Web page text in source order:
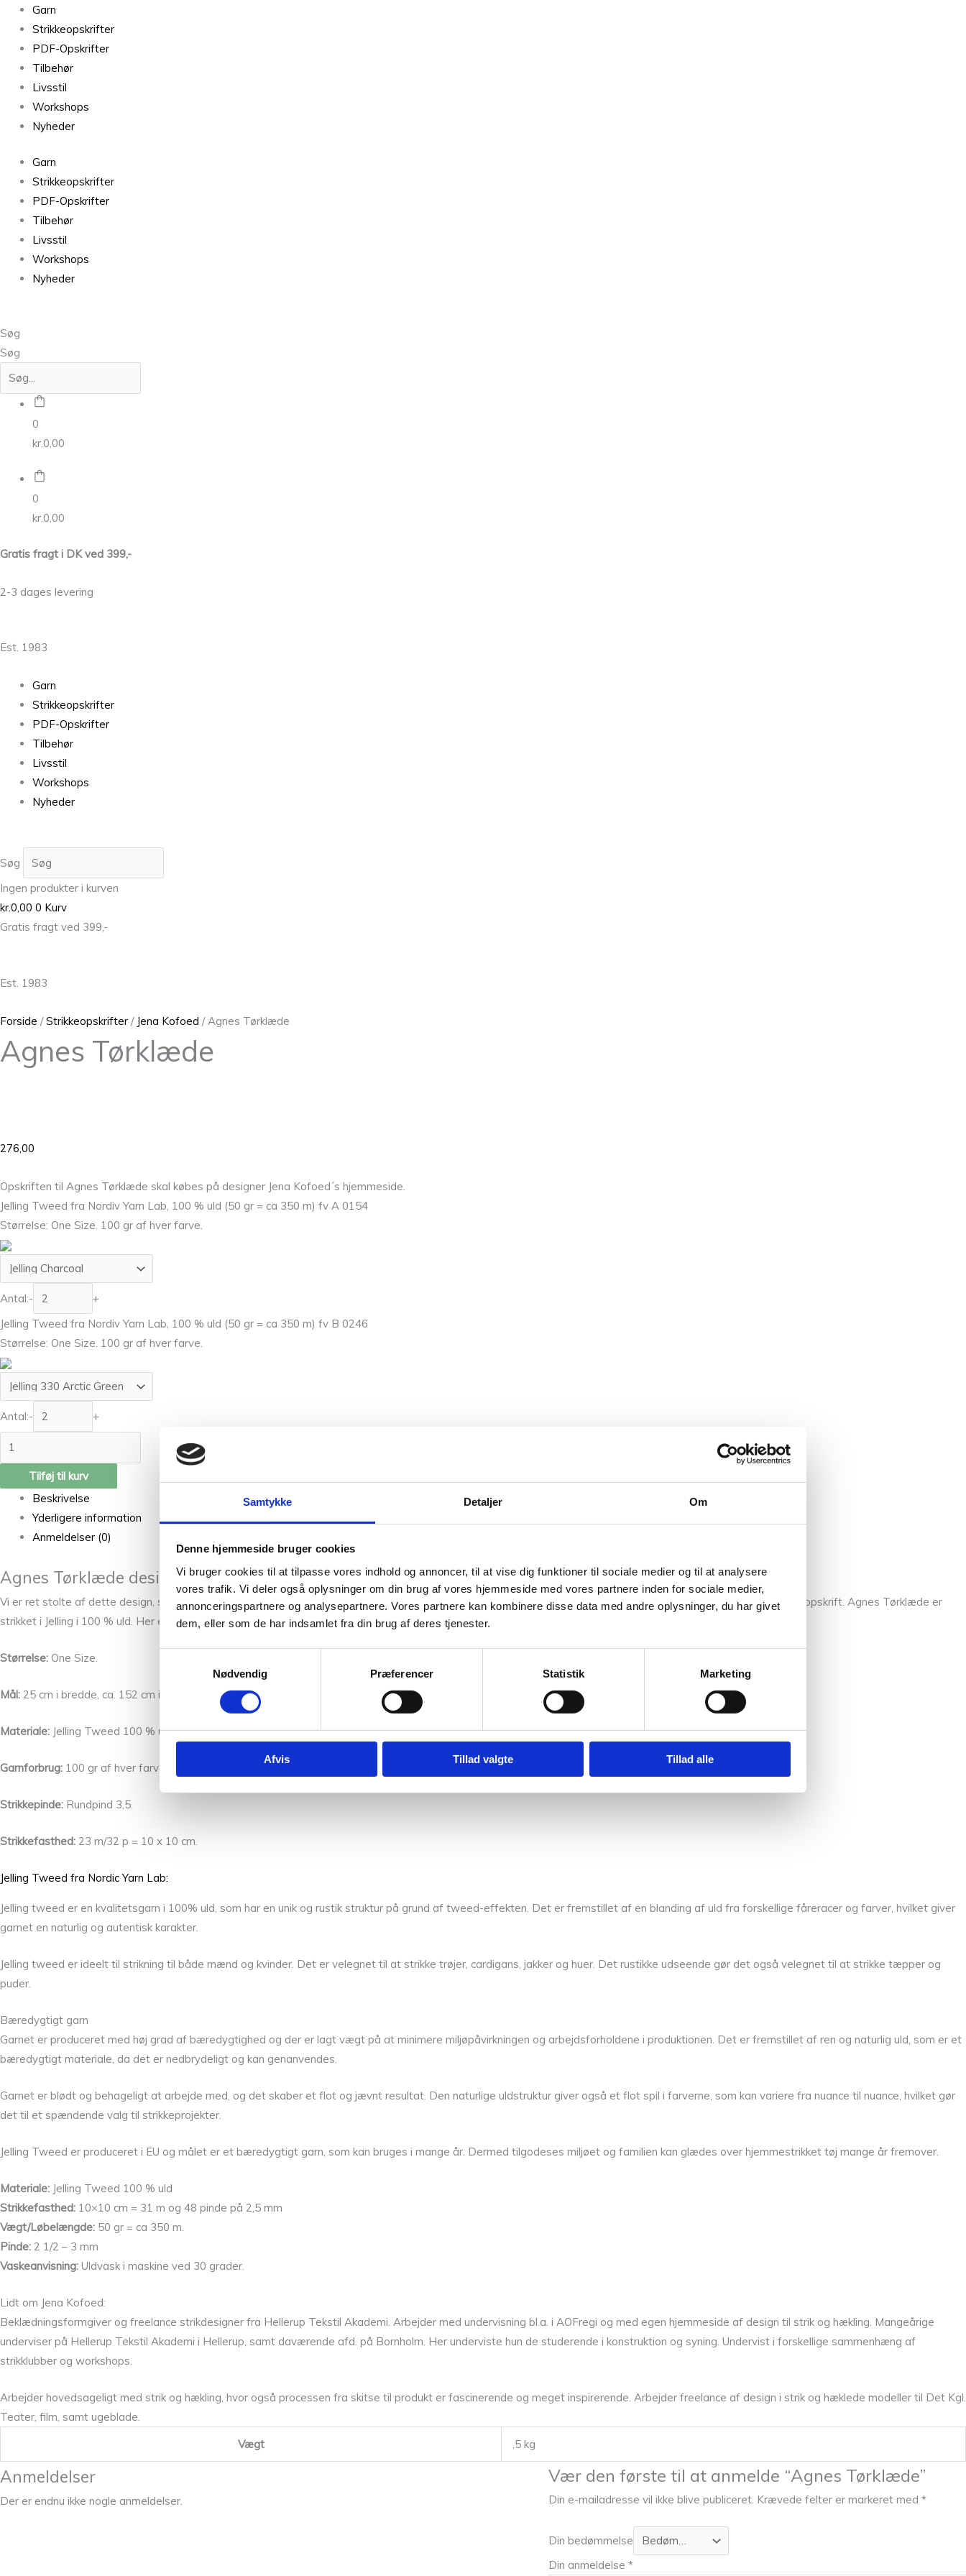
Samtykke Detaljer Om
Denne hjemmeside bruger cookies
Vi bruger cookies til at tilpasse vores indhold og annoncer, til at vise dig funktioner til sociale medier og til at analysere
vores trafik. Vi deler også oplysninger om din brug af vores hjemmeside med vores partnere inden for sociale medier,
annonceringspartnere og analysepartnere. Vores partnere kan kombinere disse data med andre oplysninger, du har givet
dem, eller som de har indsamlet fra din brug af deres tjenester.
Nødvendig
Præferencer Statistik Marketing
Afvis Tillad valgte Tillad alle
Garn
Strikkeopskrifter
PDF-Opskrifter
Tilbehør
Livsstil
Workshops
Nyheder
Garn
Strikkeopskrifter
PDF-Opskrifter
Tilbehør
Livsstil
Workshops
Nyheder
Søg
Søg
0
kr.0,00
0
kr.0,00
Gratis fragt i DK ved 399,-
2-3 dages levering
Est. 1983
Garn
Strikkeopskrifter
PDF-Opskrifter
Tilbehør
Livsstil
Workshops
Nyheder
Søg
Ingen produkter i kurven
kr.0,00 0 Kurv
Gratis fragt ved 399,-
Est. 1983
Forside /Strikkeopskrifter / Jena Kofoed / Agnes Tørklæde
Agnes Tørklæde
276,00
Opskriften til Agnes Tørklæde skal købes på designer Jena Kofoed´s hjemmeside.
Jelling Tweed fra Nordiv Yarn Lab, 100 % uld (50 gr = ca 350 m) fv A 0154
Størrelse: One Size. 100 gr af hver farve.
Antal:-
+
Jelling Tweed fra Nordiv Yarn Lab, 100 % uld (50 gr = ca 350 m) fv B 0246
Størrelse: One Size. 100 gr af hver farve.
Antal:- +
Agnes
Tørklæde
antal
Tilføj til kurv
Beskrivelse
Yderligere information
Anmeldelser (0)
Agnes Tørklæde designet af Jena Kofoed
Vi er ret stolte af dette design, som Jena Kofoed har stået for. Agnes Tørklæde er et smukt geometrisk og alligevel slet ikke lige til at regne teknikken ud uden en opskrift. Agnes Tørklæde er
strikket i Jelling i 100 % uld. Her er der gang i tofarve patent, men i smukke aflange og diagonale striber.
Størrelse: One Size.
Mål: 25 cm i bredde, ca. 152 cm i højden.
Materiale: Jelling Tweed 100 % uld, (50 gr = ca 350 m) fv A 0154, fv B 0246 fra Nordic Yarn Lab.
Garnforbrug: 100 gr af hver farve – fv A 0154, fv B 0246 fra Nordic Yarn Lab.
Strikkepinde: Rundpind 3,5.
Strikkefasthed: 23 m/32 p = 10 x 10 cm.
Jelling Tweed fra Nordic Yarn Lab:
Jelling tweed er en kvalitetsgarn i 100% uld, som har en unik og rustik struktur på grund af tweed-effekten. Det er fremstillet af en blanding af uld fra forskellige fåreracer og farver, hvilket giver
garnet en naturlig og autentisk karakter.
Jelling tweed er ideelt til strikning til både mænd og kvinder. Det er velegnet til at strikke trøjer, cardigans, jakker og huer. Det rustikke udseende gør det også velegnet til at strikke tæpper og
puder.
Bæredygtigt garn
Garnet er produceret med høj grad af bæredygtighed og der er lagt vægt på at minimere miljøpåvirkningen og arbejdsforholdene i produktionen. Det er fremstillet af ren og naturlig uld, som er et
bæredygtigt materiale, da det er nedbrydeligt og kan genanvendes.
Garnet er blødt og behageligt at arbejde med, og det skaber et flot og jævnt resultat. Den naturlige uldstruktur giver også et flot spil i farverne, som kan variere fra nuance til nuance, hvilket gør
det til et spændende valg til strikkeprojekter.
Jelling Tweed er produceret i EU og målet er et bæredygtigt garn, som kan bruges i mange år. Dermed tilgodeses miljøet og familien kan glædes over hjemmestrikket tøj mange år fremover.
Materiale: Jelling Tweed 100 % uld
Strikkefasthed: 10×10 cm = 31 m og 48 pinde på 2,5 mm
Vægt/Løbelængde: 50 gr = ca 350 m.
Pinde: 2 1/2 – 3 mm
Vaskeanvisning: Uldvask i maskine ved 30 grader.
Lidt om Jena Kofoed:
Beklædningsformgiver og freelance strikdesigner fra Hellerup Tekstil Akademi. Arbejder med undervisning bl.a. i AOFregi og med egen hjemmeside af design til strik og hækling. Mangeårige
underviser på Hellerup Tekstil Akademi i Hellerup, samt daværende afd. på Bornholm. Her underviste hun de studerende i konstruktion og syning. Undervist i forskellige sammenhæng af
strikklubber og workshops.
Arbejder hovedsageligt med strik og hækling, hvor også processen fra skitse til produkt er fascinerende og meget inspirerende. Arbejder freelance af design i strik og hæklede modeller til Det Kgl.
Teater, film, samt ugeblade.
Vægt
,5 kg
Anmeldelser
Der er endnu ikke nogle anmeldelser.
Vær den første til at anmelde “Agnes Tørklæde”
Din e-mailadresse vil ikke blive publiceret. Krævede felter er markeret med *
Din bedømmelse
Din anmeldelse *